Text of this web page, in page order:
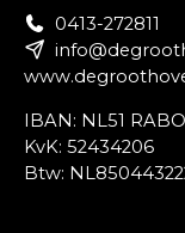
0413-272811
IBAN: NL51
KvK: 52434206
Btw: